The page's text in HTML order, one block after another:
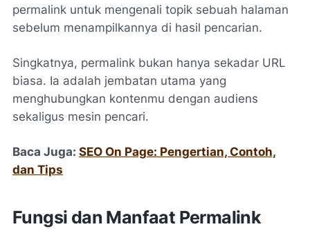
permalink untuk mengenali topik sebuah halaman
sebelum menampilkannya di hasil pencarian.
Singkatnya, permalink bukan hanya sekadar URL
biasa. Ia adalah jembatan utama yang
menghubungkan kontenmu dengan audiens
sekaligus mesin pencari.
Baca Juga: SEO On Page: Pengertian, Contoh,
dan Tips
Fungsi dan Manfaat Permalink